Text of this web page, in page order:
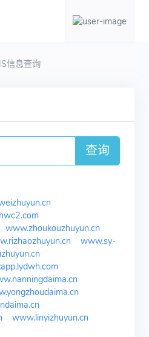
信息查询
查询
www.zhoukouzhuyun.cn
www.sy-
www.linyizhuyun.cn